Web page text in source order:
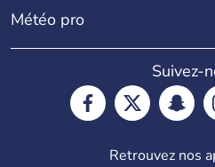
Météo pro
Suivez-
Retrouvez nos